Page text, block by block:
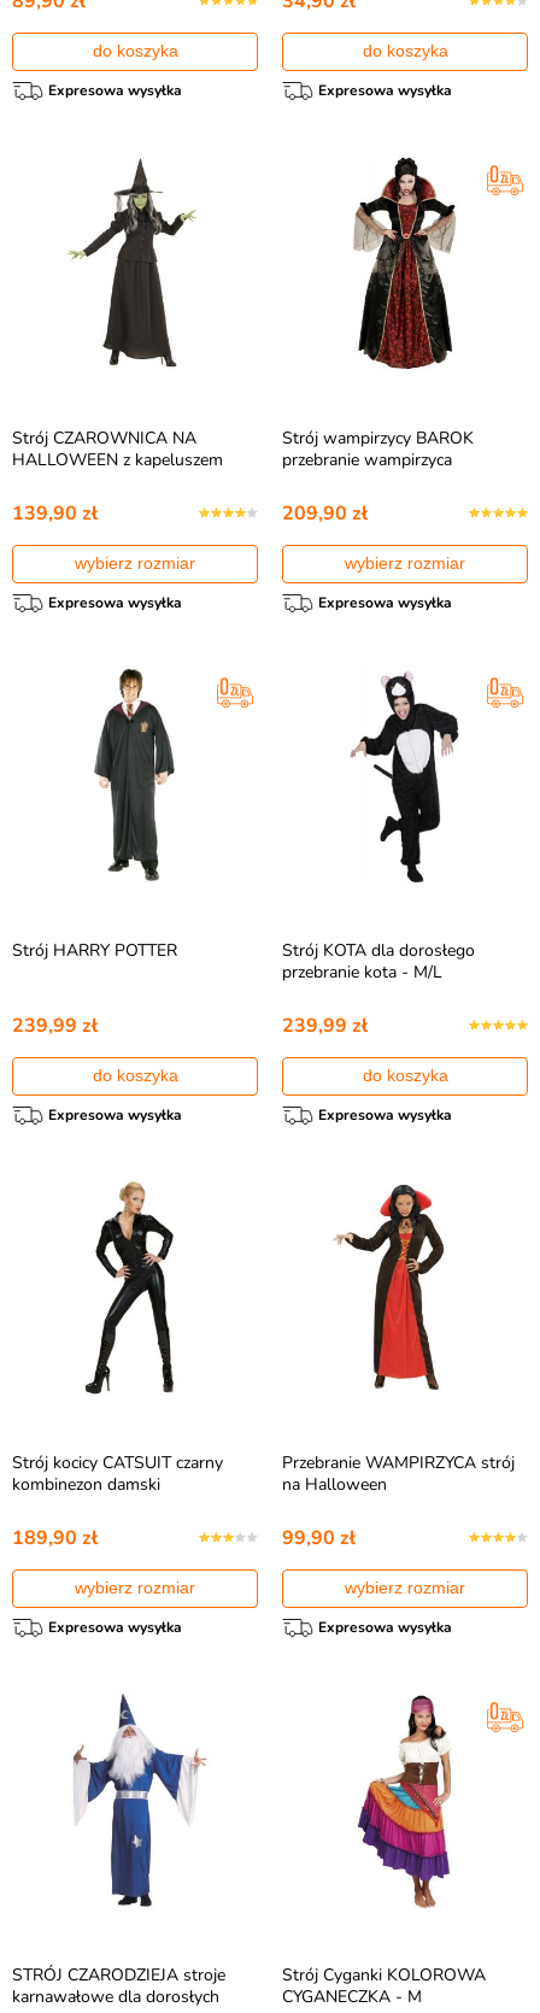
do koszyka
Expresowa wysyłka
do koszyka
Expresowa wysyłka
Strój CZAROWNICA NA
HALLOWEEN z kapeluszem
139,90 zł
wybierz rozmiar
Expresowa wysyłka
Strój wampirzycy BAROK
przebranie wampirzyca
209,90 zł
wybierz rozmiar
Expresowa wysyłka
Strój HARRY POTTER
239,99 zł
do koszyka
Expresowa wysyłka
Strój KOTA dla dorosłego
przebranie kota - M/L
239,99 zł
do koszyka
Expresowa wysyłka
Strój kocicy CATSUIT czarny
kombinezon damski
189,90 zł
wybierz rozmiar
Expresowa wysyłka
Przebranie WAMPIRZYCA strój
na Halloween
99,90 zł
wybierz rozmiar
Expresowa wysyłka
STRÓJ CZARODZIEJA stroje
karnawałowe dla dorosłych
Strój Cyganki KOLOROWA
CYGANECZKA - M